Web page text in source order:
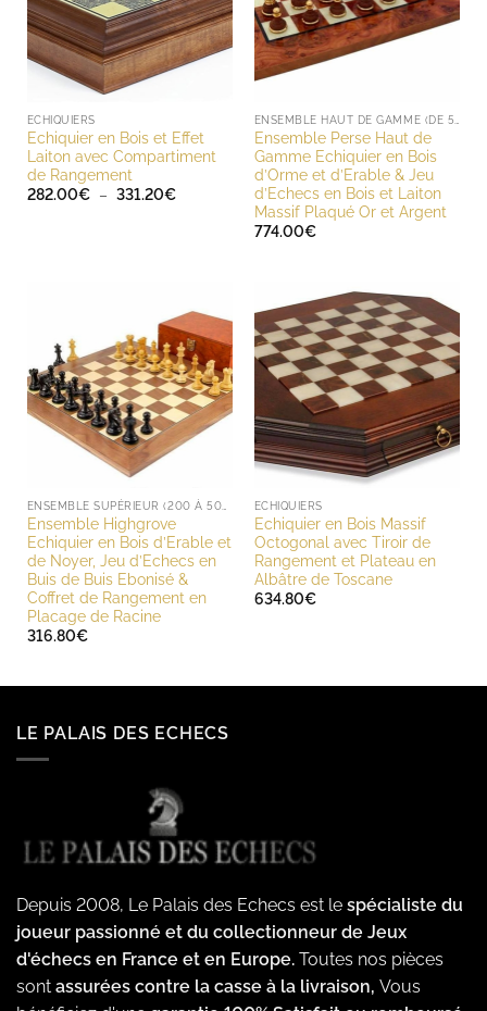
ECHIQUIERS
Echiquier en Bois et Effet
Laiton avec Compartiment
de Rangement
282.00€ – 331.20€Plage
Ensemble Perse Haut de
Gamme Echiquier en Bois
d’Orme et d’Erable & Jeu
d’Echecs en Bois et Laiton
Massif Plaqué Or et Argent
774.00€
Ensemble Highgrove
Echiquier en Bois d’Erable et
de Noyer, Jeu d’Echecs en
Buis de Buis Ebonisé &
Coffret de Rangement en
Placage de Racine
316.80€
ECHIQUIERS
Echiquier en Bois Massif
Octogonal avec Tiroir de
Rangement et Plateau en
Albâtre de Toscane
634.80€
LE PALAIS DES ECHECS
Depuis 2008, Le Palais des Echecs est le spécialiste du
joueur passionné et du collectionneur de Jeux
d'échecs en France et en Europe. Toutes nos pièces
sont assurées contre la casse à la livraison, Vous